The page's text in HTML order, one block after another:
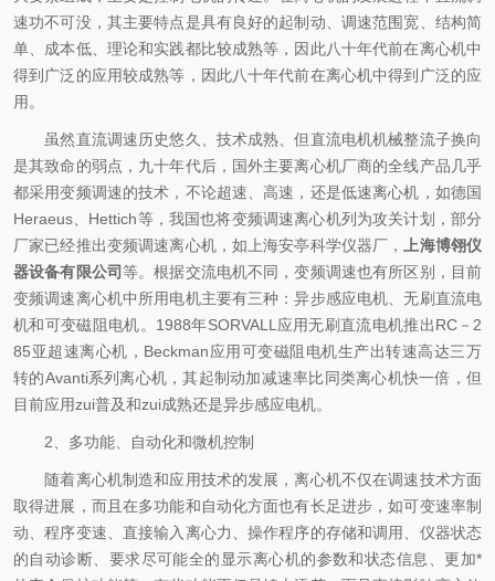
速功不可没，其主要特点是具有良好的起制动、调速范围宽、结构简
单、成本低、理论和实践都比较成熟等，因此八十年代前在离心机中
得到广泛的应用较成熟等，因此八十年代前在离心机中得到广泛的应
用。
虽然直流调速历史悠久、技术成熟、但直流电机机械整流子换向
是其致命的弱点， 九十年代后，国外主要离心机厂商的全线产品几乎
都采用变频调速的技术，不论超速、高速，还是低速离心机，如德国
Heraeus
Hettich等，我国也将变频调速离心机列为攻关计划，部分
厂家已经推出变频调速离心机，如上海安亭科学仪器厂，
上海博翎仪
器设备有限公司等。根据交流电机不同，变频调速也有所区别，目前
变频调速离心机中所用电机主要有三种：异步感应电机、无刷直流电
机和可变磁阻电机。 1988年SORVALL 应用无刷直流电机推出RC － 2
85亚超速离心机， Beckman应用可变磁阻电机生产出转速高达三万
转的Avanti系列离心机，其起制动加减速率比同类离心机快一倍，但
目前应用zui普及和zui成熟还是异步感应电机。
2 、多功能、自动化和微机控制
随着离心机制造和应用技术的发展，离心机不仅在调速技术方面
取得进展，而且在多功能和自动化方面也有长足进步，如可变速率制
动、程序变速、直接输入离心力、操作程序的存储和调用、仪器状态
的自动诊断、要求尽可能全的显示离心机的参数和状态信息、更加*